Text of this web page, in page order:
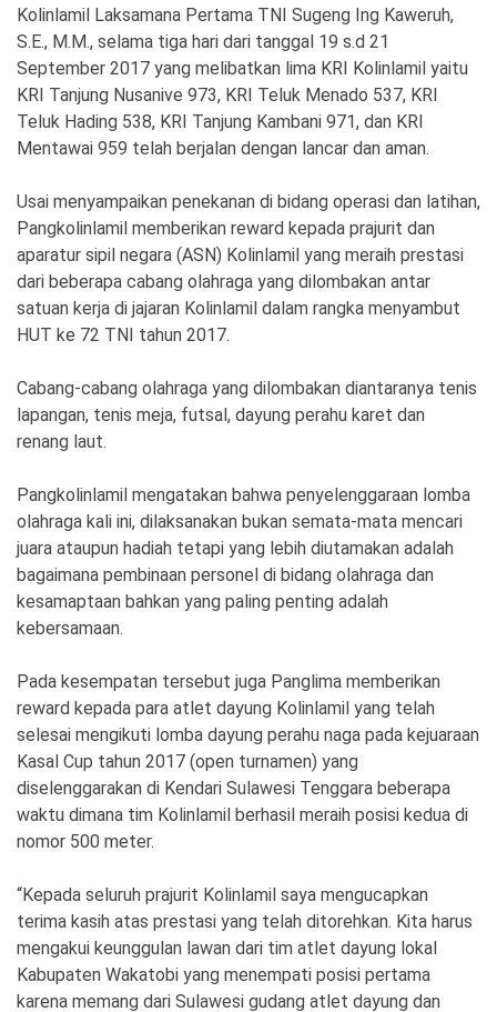
Kolinlamil Laksamana Pertama TNI Sugeng Ing Kaweruh,
S.E., M.M., selama tiga hari dari tanggal 19 s.d 21
September 2017 yang melibatkan lima KRI Kolinlamil yaitu
KRI Tanjung Nusanive 973, KRI Teluk Menado 537, KRI
Teluk Hading 538, KRI Tanjung Kambani 971, dan KRI
Mentawai 959 telah berjalan dengan lancar dan aman.
Usai menyampaikan penekanan di bidang operasi dan latihan,
Pangkolinlamil memberikan reward kepada prajurit dan
aparatur sipil negara (ASN) Kolinlamil yang meraih prestasi
dari beberapa cabang olahraga yang dilombakan antar
satuan kerja di jajaran Kolinlamil dalam rangka menyambut
HUT ke 72 TNI tahun 2017.
Cabang-cabang olahraga yang dilombakan diantaranya tenis
lapangan, tenis meja, futsal, dayung perahu karet dan
renang laut.
Pangkolinlamil mengatakan bahwa penyelenggaraan lomba
olahraga kali ini, dilaksanakan bukan semata-mata mencari
juara ataupun hadiah tetapi yang lebih diutamakan adalah
bagaimana pembinaan personel di bidang olahraga dan
kesamaptaan bahkan yang paling penting adalah
kebersamaan.
Pada kesempatan tersebut juga Panglima memberikan
reward kepada para atlet dayung Kolinlamil yang telah
selesai mengikuti lomba dayung perahu naga pada kejuaraan
Kasal Cup tahun 2017 (open turnamen) yang
diselenggarakan di Kendari Sulawesi Tenggara beberapa
waktu dimana tim Kolinlamil berhasil meraih posisi kedua di
nomor 500 meter.
“Kepada seluruh prajurit Kolinlamil saya mengucapkan
terima kasih atas prestasi yang telah ditorehkan. Kita harus
mengakui keunggulan lawan dari tim atlet dayung lokal
Kabupaten Wakatobi yang menempati posisi pertama
karena memang dari Sulawesi gudang atlet dayung dan